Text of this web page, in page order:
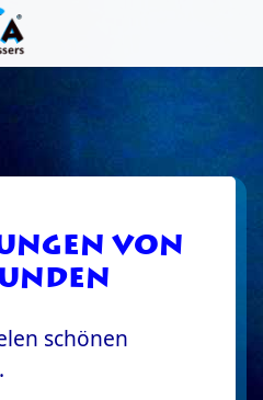
von
schönen